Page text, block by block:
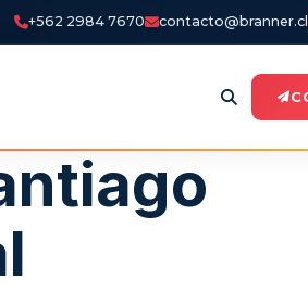
+562 2984 7670 contacto@branner.cl